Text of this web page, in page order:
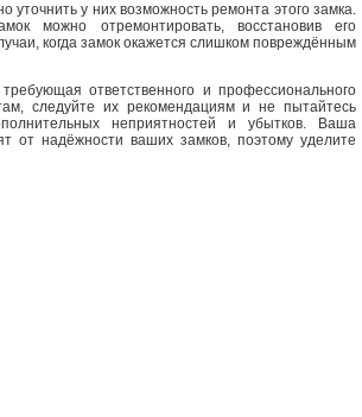
уточнить у них возможность ремонта этого замка.
можно отремонтировать, восстановив его
когда замок окажется слишком повреждённым
ответственного и профессионального
следуйте их рекомендациям и не пытайтесь
неприятностей и убытков. Ваша
от надёжности ваших замков, поэтому уделите